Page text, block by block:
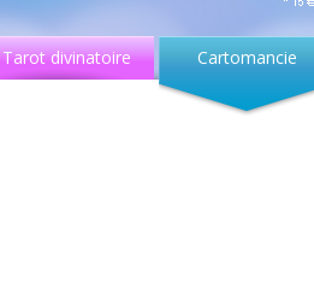
Tarot divinatoire Cartomancie